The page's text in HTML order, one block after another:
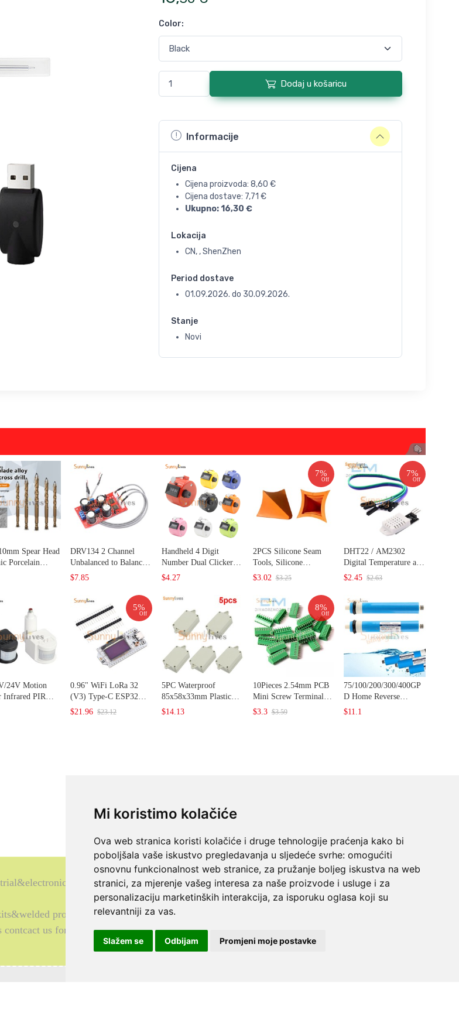
Mi koristimo kolačiće
Ova web stranica koristi kolačiće i druge tehnologije praćenja kako bi
poboljšala vaše iskustvo pregledavanja u sljedeće svrhe: omogućiti
osnovnu funkcionalnost web stranice, za pružanje boljeg iskustva na web
stranici, za mjerenje vašeg interesa za naše proizvode i usluge i za
personalizaciju marketinških interakcija, za isporuku oglasa koji su
relevantniji za vas.
Slažem se Odbijam Promjeni moje postavke
Color:
Dodaj u košaricu
Informacije
Cijena
Cijena proizvoda: 8,60 €
Cijena dostave: 7,71 €
Ukupno:16,30 €
Lokacija
CN, , ShenZhen
Period dostave
01.09.2026. do 30.09.2026.
Stanje
Novi